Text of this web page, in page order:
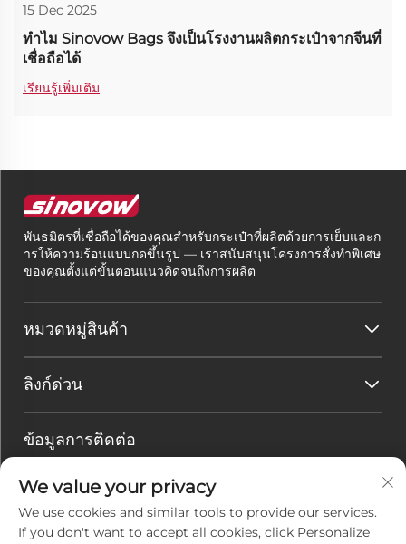
15 Dec 2025
ทำไม Sinovow Bags จึงเป็นโรงงานผลิตกระเป๋าจากจีนที่
เชื่อถือได้
เรียนรู้เพิ่มเติม
พันธมิตรที่เชื่อถือได้ของคุณสำหรับกระเป๋าที่ผลิตด้วยการเย็บและก
ารให้ความร้อนแบบกดขึ้นรูป — เราสนับสนุนโครงการสั่งทำพิเศษ
ของคุณตั้งแต่ขั้นตอนแนวคิดจนถึงการผลิต
หมวดหมู่สินค้า
ลิงก์ด่วน
ข้อมูลการติดต่อ
Office add : ห้อง 208-209 ชั้น 2 อาคารเยี่ยซือสเปซ ถนนเยี่ยฮัว
เขตหูลี เมืองเซียเหมิ่น ประเทศจีน
อีเมล : [email protected]
We value your privacy
We use cookies and similar tools to provide our services.
If you don't want to accept all cookies, click Personalize